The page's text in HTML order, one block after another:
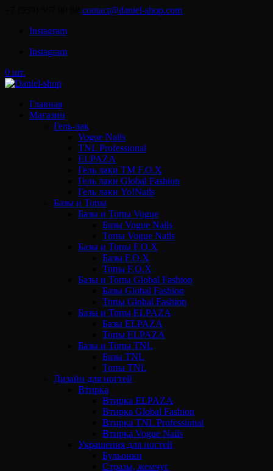
contact@daniel-shop.com
Instagram
Instagram
0 шт.
Главная
Магазин
Гель-лак
Vogue Nails
TNL Professional
ELPAZA
Гель лаки ТМ F.O.X
Гель лаки Global Fashion
Гель лаки Yo!Nails
Базы и Топы
Базы и Топы Vogue
Базы Vogue Nails
Топы Vogue Nails
Базы и Топы F.O.X
Базы F.O.X
Топы F.O.X
Базы и Топы Global Fashion
Базы Global Fashion
Топы Global Fashion
Базы и Топы ELPAZA
Базы ELPAZA
Топы ELPAZA
Базы и Топы TNL
Базы TNL
Топы TNL
Дизайн для ногтей
Втирка
Втирка ELPAZA
Втирка Global Fashion
Втирка TNL Professional
Втирка Vogue Nails
Украшения для ногтей
Бульонки
Стразы, жемчуг